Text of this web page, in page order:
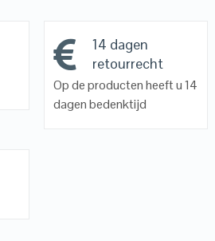
14 dagen
retourrecht
Op de producten heeft u 14
dagen bedenktijd